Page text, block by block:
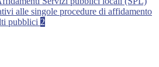
alle singole procedure di affidamento
pubblici 2